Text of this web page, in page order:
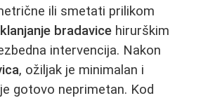
ili smetati prilikom
bradavice hirurškim
intervencija. Nakon
, ožiljak je minimalan i
gotovo neprimetan. Kod